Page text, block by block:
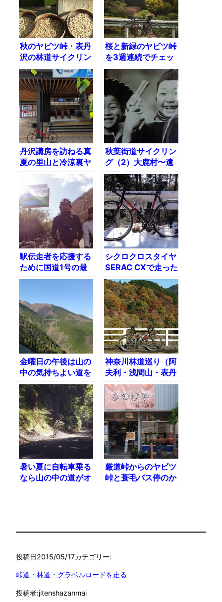
秋のヤビツ峠・表丹
沢の林道サイクリン
グ
桜と新緑のヤビツ峠
を3週連続でチェッ
ク
丹沢講房を訪ねる真
夏の里山と冷涼裏ヤ
ビツライド
秋葉街道サイクリン
グ（2）大鹿村〜遠
山郷
駅伝走者を応援する
ために国道1号の最
高地点へ
シクロクロスタイヤ
SERAC CXで走った
雪の虫沢林道と三廻
部林道
金曜日の午後は山の
中の気持ちよい道を
走る。唐沢・表丹沢
へ
神奈川林道巡り（阿
夫利・浅間山・表丹
沢・三廻部・秦野峠
林道）
暑い夏に自転車乗る
なら山の中の道がオ
厳道峠からのヤビツ
峠と蓑毛バス停のか
投稿日2015/05/17カテゴリー:
峠道・林道・グラベルロードを走る
投稿者:jitenshazanmai